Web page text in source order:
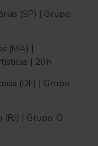
(SP) | Grupo:
(MA) |
| 20h
(DF) | Grupo:
| Grupo: O